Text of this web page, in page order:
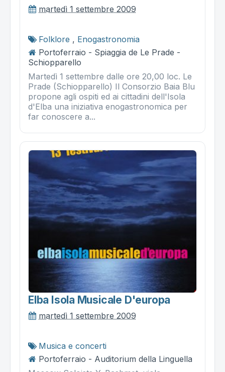
martedì 1 settembre 2009
Folklore , Enogastronomia
Portoferraio - Spiaggia de Le Prade -
Schiopparello
Martedì 1 settembre dalle ore 20,00 loc. Le
Prade (Schiopparello) Il Consorzio Baia Blu
propone agli ospiti ed ai cittadini dell'Isola
d'Elba una iniziativa enogastronomica per
far conoscere a...
Elba Isola Musicale D'europa
martedì 1 settembre 2009
Musica e concerti
Portoferraio - Auditorium della Linguella